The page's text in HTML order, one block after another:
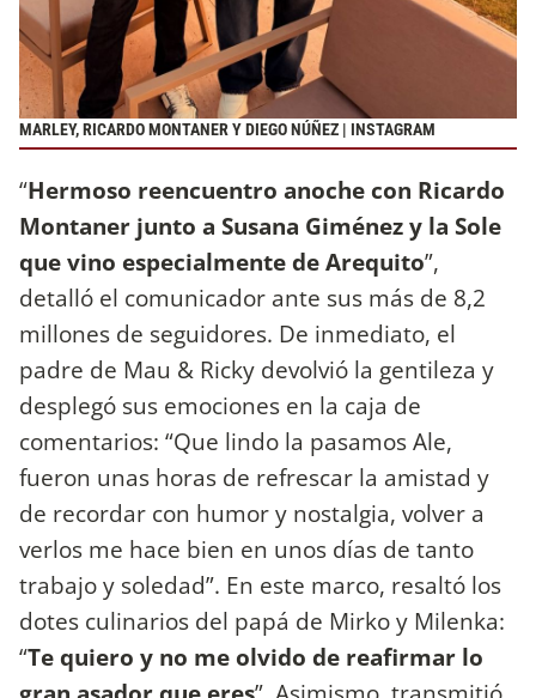
MARLEY, RICARDO MONTANER Y DIEGO NÚÑEZ | INSTAGRAM
“Hermoso reencuentro anoche con Ricardo
Montaner junto a Susana Giménez y la Sole
que vino especialmente de Arequito”,
detalló el comunicador ante sus más de 8,2
millones de seguidores. De inmediato, el
padre de Mau & Ricky devolvió la gentileza y
desplegó sus emociones en la caja de
comentarios: “Que lindo la pasamos Ale,
fueron unas horas de refrescar la amistad y
de recordar con humor y nostalgia, volver a
verlos me hace bien en unos días de tanto
trabajo y soledad”. En este marco, resaltó los
dotes culinarios del papá de Mirko y Milenka:
“Te quiero y no me olvido de reafirmar lo